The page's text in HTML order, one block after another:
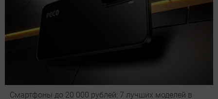
Смартфоны до 20 000 рублей: 7 лучших моделей в